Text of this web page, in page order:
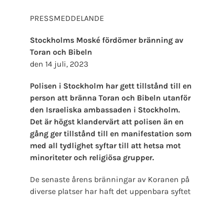
PRESSMEDDELANDE
Stockholms Moské fördömer bränning av
Toran och Bibeln
den 14 juli, 2023
Polisen i Stockholm har gett tillstånd till en
person att bränna Toran och Bibeln utanför
den Israeliska ambassaden i Stockholm.
Det är högst klandervärt att polisen än en
gång ger tillstånd till en manifestation som
med all tydlighet syftar till att hetsa mot
minoriteter och religiösa grupper.
De senaste årens bränningar av Koranen på
diverse platser har haft det uppenbara syftet